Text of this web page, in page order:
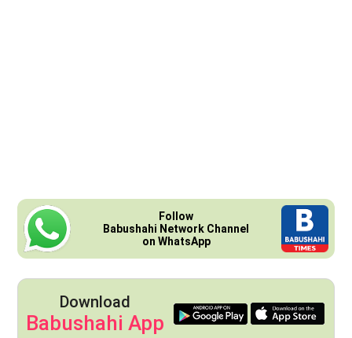
Follow
Babushahi Network Channel
on WhatsApp
Download
Babushahi App